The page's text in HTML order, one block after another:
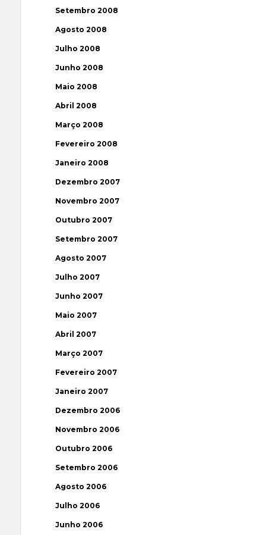
Setembro 2008
Agosto 2008
Julho 2008
Junho 2008
Maio 2008
Abril 2008
Março 2008
Fevereiro 2008
Janeiro 2008
Dezembro 2007
Novembro 2007
Outubro 2007
Setembro 2007
Agosto 2007
Julho 2007
Junho 2007
Maio 2007
Abril 2007
Março 2007
Fevereiro 2007
Janeiro 2007
Dezembro 2006
Novembro 2006
Outubro 2006
Setembro 2006
Agosto 2006
Julho 2006
Junho 2006